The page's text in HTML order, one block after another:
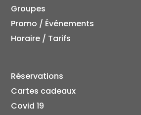
Groupes
Promo / Événements
Horaire / Tarifs
Réservations
Cartes cadeaux
Covid 19